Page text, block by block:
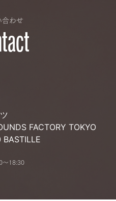
わせ
FACTORY TOKYO
BASTILLE
〜18:30